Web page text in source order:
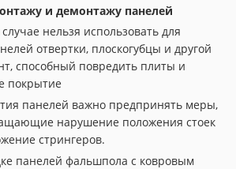
и демонтажу панелей
нельзя использовать для
отвертки, плоскогубцы и другой
способный повредить плиты и
покрытие
панелей важно предпринять меры,
нарушение положения стоек
стрингеров.
панелей фальшпола с ковровым